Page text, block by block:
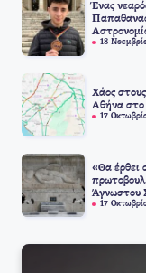
Ένας
18
Χάος
Αθήνα στο
17
«Θα έρθει
Άγνωστου
17